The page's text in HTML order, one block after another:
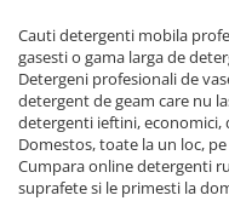
Cauti detergenti mobila
gasesti o gama larga de
Detergeni profesionali de
detergent de geam care nu
detergenti ieftini, economici,
Domestos, toate la un loc,
Cumpara online detergenti
suprafete si le primesti la